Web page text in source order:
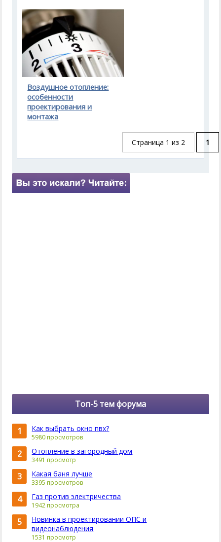
Воздушное отопление:
особенности
проектирования и
монтажа
Страница 1 из 2 1
Топ-5 тем форума
1 Как выбрать окно пвх?
5980 просмотров
2 Отопление в загородный дом
3491 просмотр
3 Какая баня лучше
3395 просмотров
4 Газ против электричества
1942 просмотра
5
Новинка в проектировании ОПС и
видеонаблюдения
1531 просмотр